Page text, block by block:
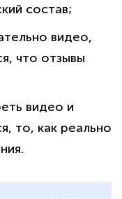
состав;
видео,
что отзывы
видео и
то, как реально